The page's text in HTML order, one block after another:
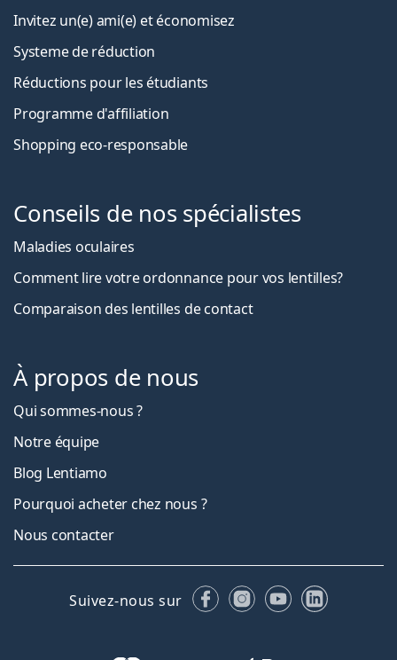
Invitez un(e) ami(e) et économisez
Systeme de réduction
Réductions pour les étudiants
Programme d'affiliation
Shopping eco-responsable
Conseils de nos spécialistes
Maladies oculaires
Comment lire votre ordonnance pour vos lentilles?
Comparaison des lentilles de contact
À propos de nous
Qui sommes-nous ?
Notre équipe
Blog Lentiamo
Pourquoi acheter chez nous ?
Nous contacter
Suivez-nous sur FacebookInstagram
YouTubeLinkedIn